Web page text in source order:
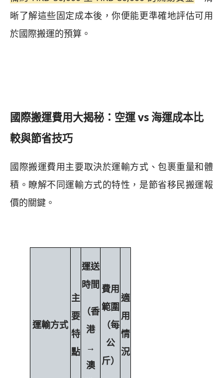
晰了解這些固定成本後，你便能更準確地評估可用
於國際搬運的預算。
國際搬運費用大揭秘：空運 vs 海運成本比
較與節省技巧
國際搬運費用主要取決於運輸方式、包裹重量和體
積。瞭解不同運輸方式的特性，是節省移民搬運報
價的關鍵。
運輸方式
主
要
特
點
運送
時間
（香
港
→
澳
費用
範圍
（每
公
斤）
適
用
情
況